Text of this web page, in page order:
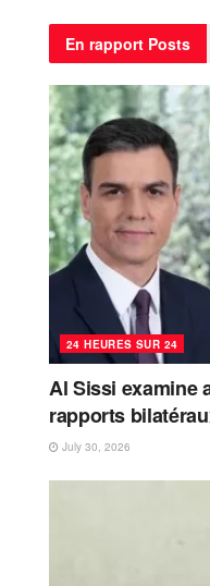
En rapport Posts
24 HEURES SUR 24
Al Sissi examine
rapports
July 30, 2026